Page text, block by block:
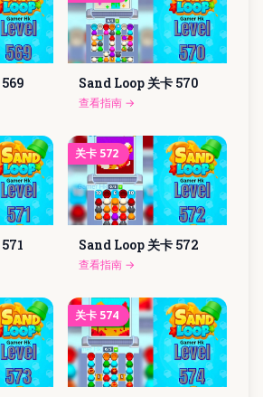
569 Sand Loop 关卡 570
查看指南 →
571
关卡 572
Sand Loop 关卡 572
查看指南 →
关卡 574